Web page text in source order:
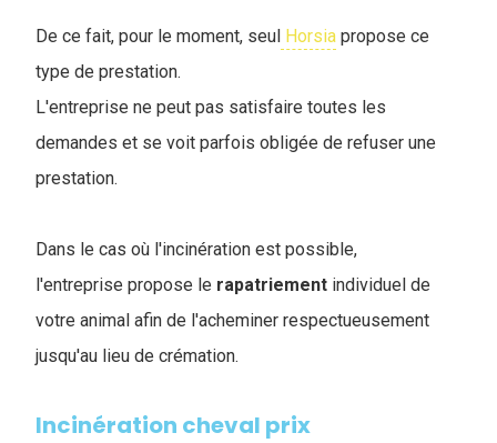
De ce fait, pour le moment, seul Horsia propose ce
type de prestation.
L'entreprise ne peut pas satisfaire toutes les
demandes et se voit parfois obligée de refuser une
prestation.
Dans le cas où l'incinération est possible,
l'entreprise propose le rapatriement individuel de
votre animal afin de l'acheminer respectueusement
jusqu'au lieu de crémation.
Incinération cheval prix